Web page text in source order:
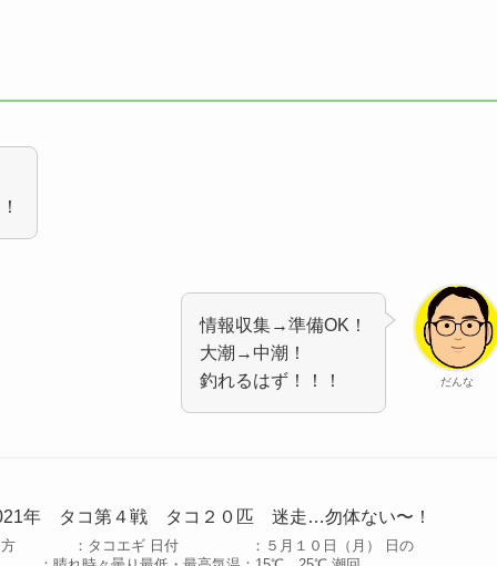
だんな
情報収集→準備OK！
大潮→中潮！
釣れるはず！！！
年 タコ第４戦 タコ２０匹 迷走…勿体ない〜！
方 ：タコエギ 日付 ：５月１０日（月） 日の